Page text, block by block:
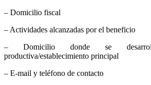
– Domicilio fiscal
– Actividades alcanzadas por el beneficio
– Domicilio donde se
productiva/establecimiento principal
– E-mail y teléfono de contacto